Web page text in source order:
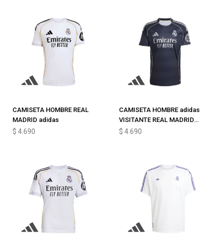
CAMISETA HOMBRE REAL
MADRID adidas
$ 4.690
CAMISETA HOMBRE adidas
VISITANTE REAL MADRID
25/26
$ 4.690